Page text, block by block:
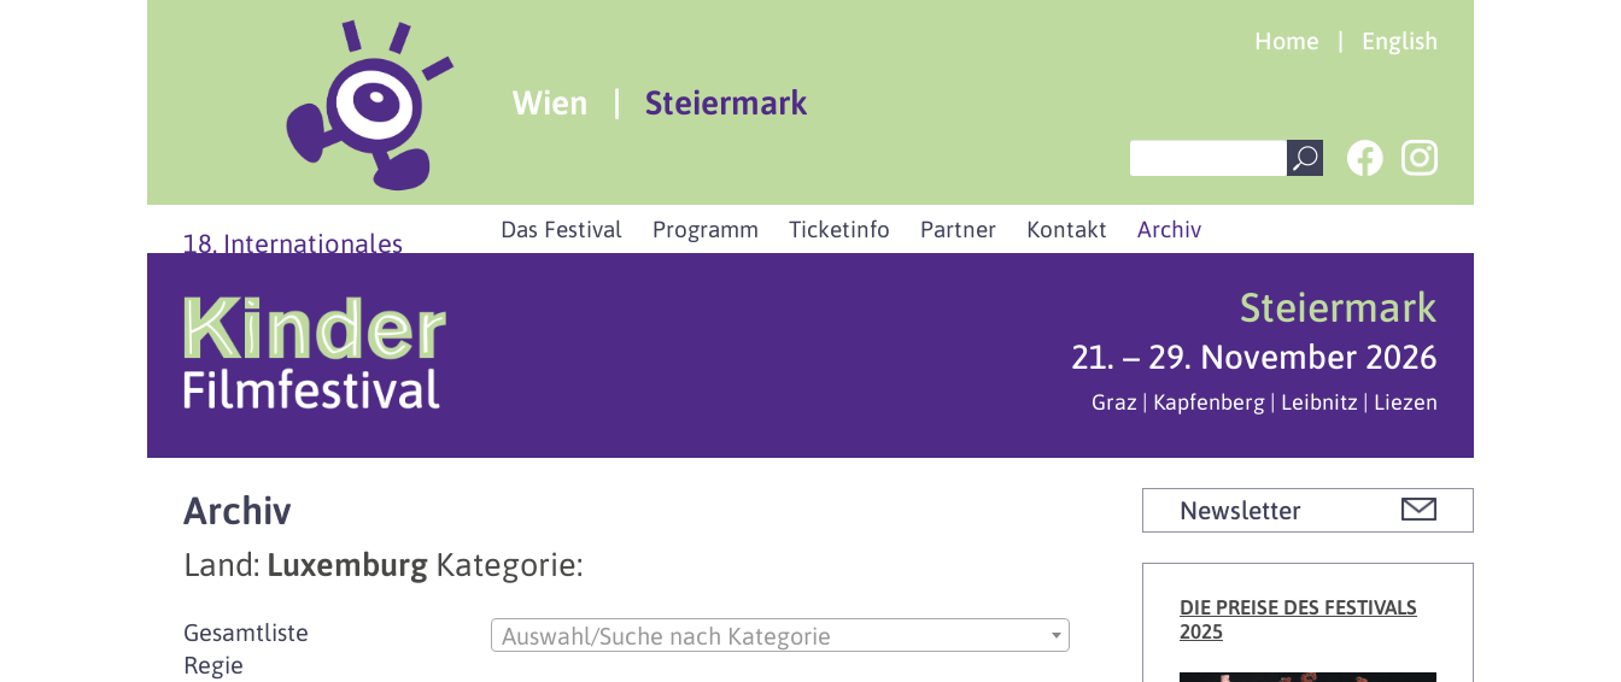
Home | English
Wien | Steiermark
18. Internationales Das Festival Programm Ticketinfo Partner Kontakt Archiv
Steiermark
21. – 29. November 2026
Graz | Kapfenberg | Leibnitz | Liezen
Archiv
Land: Luxemburg Kategorie:
Gesamtliste
Regie
Auswahl/Suche nach Kategorie
Newsletter
DIE PREISE DES FESTIVALS
2025